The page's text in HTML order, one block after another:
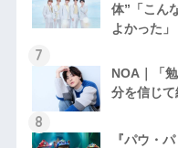
体”「こん
よかった」
NOA｜「
分を信じて
『パウ・